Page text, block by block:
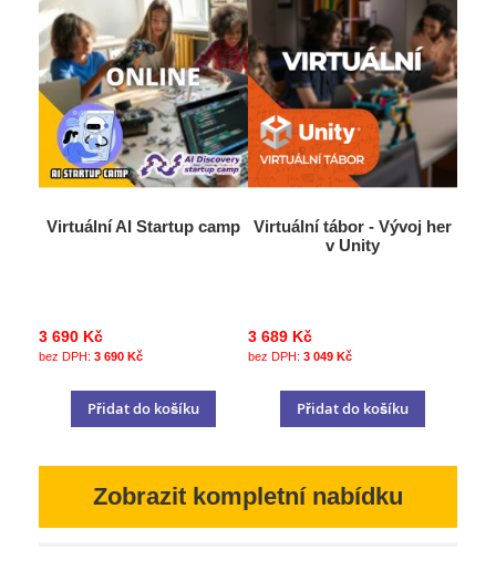
Virtuální AI Startup camp
3 690 Kč
3 690 Kč
Přidat do košíku
Virtuální tábor - Vývoj her
v Unity
3 689 Kč
3 049 Kč
Přidat do košíku
Zobrazit kompletní nabídku